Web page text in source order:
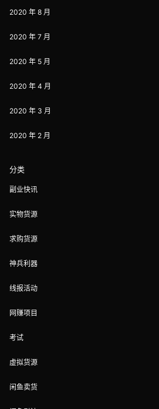
2020 年 8 月
2020 年 7 月
2020 年 5 月
2020 年 4 月
2020 年 3 月
2020 年 2 月
分类
副业快讯
实物货源
求购货源
神兵利器
线报活动
网赚项目
考试
虚拟货源
闲鱼卖货